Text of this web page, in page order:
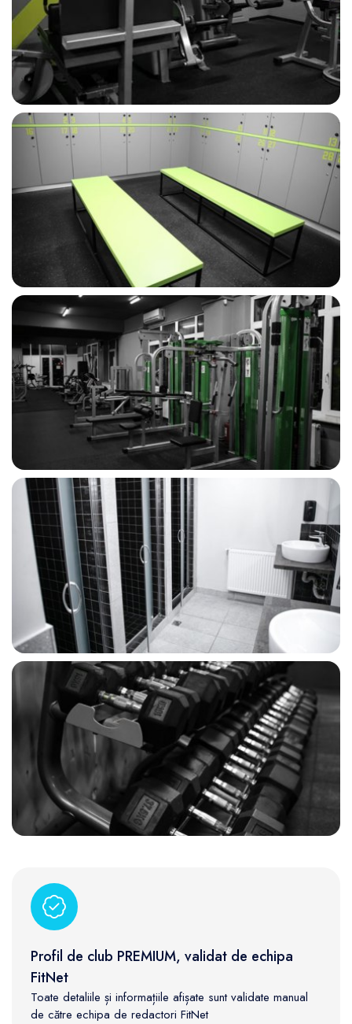
Profil de club PREMIUM, validat de echipa
FitNet
Toate detaliile și informațiile afișate sunt validate manual
de către echipa de redactori FitNet